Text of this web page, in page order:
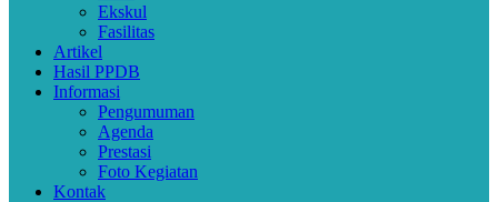
Ekskul
Fasilitas
Artikel
Hasil PPDB
Informasi
Pengumuman
Agenda
Prestasi
Foto Kegiatan
Kontak